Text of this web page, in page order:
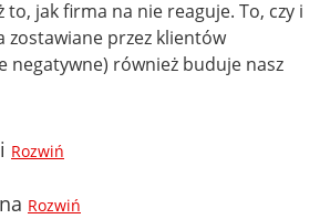
jak firma na nie reaguje. To, czy i
zostawiane przez klientów
negatywne) również buduje nasz
Rozwiń
Rozwiń